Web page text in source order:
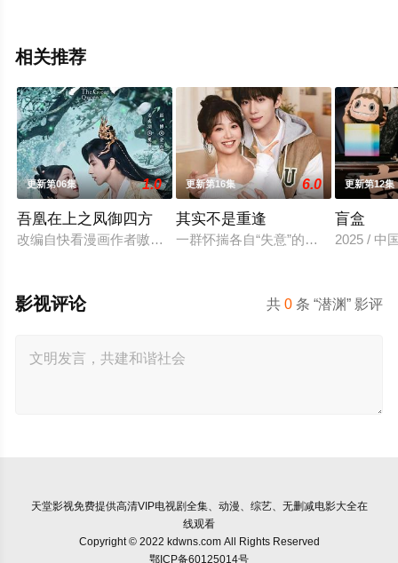
相关推荐
更新第06集 1.0
吾凰在上之凤御四方
改编自快看漫画作者嗷小泽的独家连载漫画《吾凰在上》。现
更新第16集 6.0
其实不是重逢
一群怀揣各自“失意”的年轻人，在沿
更新第12集
盲盒
2025 / 中
共0 条 “潜渊” 影评
影视评论
天堂影视免费提供高清VIP电视剧全集、动漫、综艺、无删减电影大全在
线观看
Copyright © 2022 kdwns.com All Rights Reserved
鄂ICP备60125014号